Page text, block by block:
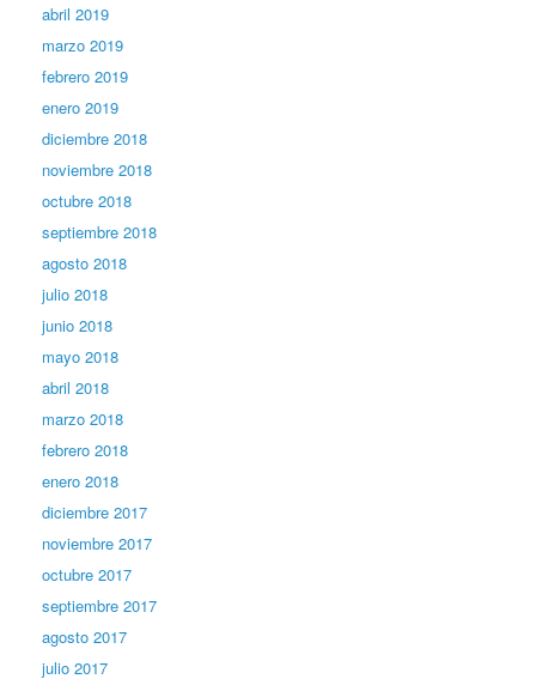
abril 2019
marzo 2019
febrero 2019
enero 2019
diciembre 2018
noviembre 2018
octubre 2018
septiembre 2018
agosto 2018
julio 2018
junio 2018
mayo 2018
abril 2018
marzo 2018
febrero 2018
enero 2018
diciembre 2017
noviembre 2017
octubre 2017
septiembre 2017
agosto 2017
julio 2017